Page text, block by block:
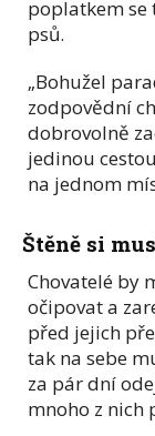
poplatkem se
psů.
„Bohužel
zodpovědní
dobrovolně
jedinou
na jednom
Štěně si
Chovatelé by
očipovat a
před jejich
tak na sebe
za pár dní
mnoho z nich